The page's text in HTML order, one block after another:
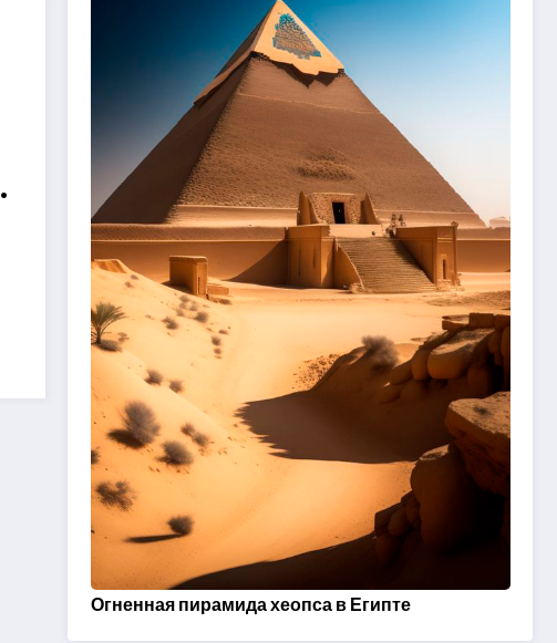
Огненная пирамида хеопса в Египте